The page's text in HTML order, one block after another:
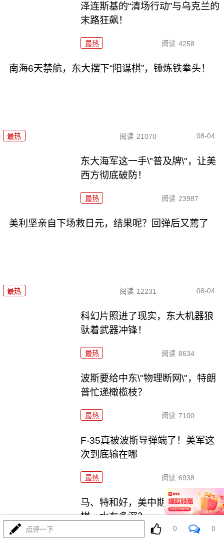
泽连斯基的“清场行动”与乌克兰的
末路狂飙！
最热 阅读 4258
南海6天禁航，东大摆下“阳谋棋”，锤炼铁拳头！
最热 阅读 21070 08-04
东大海军这一手\"普及牌\"，让美
西方彻底破防！
最热 阅读 23987
美利坚亲自下场救日元，结果呢？回弹后又蔫了
最热 阅读 12231 08-04
科幻片照进了现实，东大机器狼
驮着武器冲锋！
最热 阅读 8634
波斯要给中东\"物理断网\"，特朗
普忙递橄榄枝？
最热 阅读 7100
F-35真被波斯导弹端了！美军这
次到底输在哪
最热 阅读 6938
马、特和好，美中期选举这盘大
棋，水有多深？
最热
点评一下 0 0